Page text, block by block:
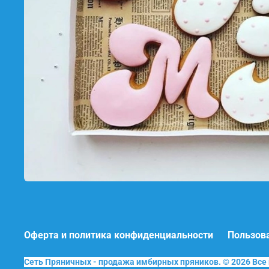
Оферта и политика конфиденциальности
Сеть Пряничных - продажа имбирных пряников. © 2026